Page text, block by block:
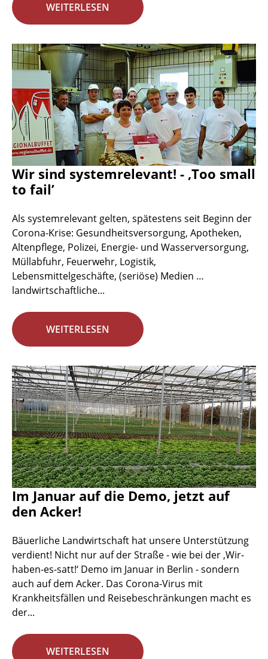
WEITERLESEN
Wir sind systemrelevant! - ‚Too small
to fail’
Als systemrelevant gelten, spätestens seit Beginn der
Corona-Krise: Gesundheitsversorgung, Apotheken,
Altenpflege, Polizei, Energie- und Wasserversorgung,
Müllabfuhr, Feuerwehr, Logistik,
Lebensmittelgeschäfte, (seriöse) Medien …
landwirtschaftliche...
WEITERLESEN
Im Januar auf die Demo, jetzt auf
den Acker!
Bäuerliche Landwirtschaft hat unsere Unterstützung
verdient! Nicht nur auf der Straße - wie bei der ‚Wir-
haben-es-satt!‘ Demo im Januar in Berlin - sondern
auch auf dem Acker. Das Corona-Virus mit
Krankheitsfällen und Reisebeschränkungen macht es
der...
WEITERLESEN